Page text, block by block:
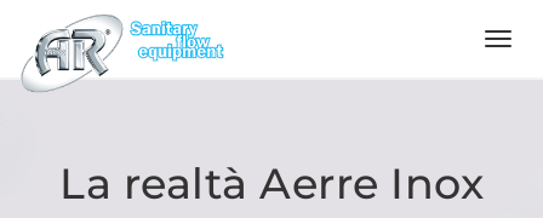
Language
La realtà Aerre Inox